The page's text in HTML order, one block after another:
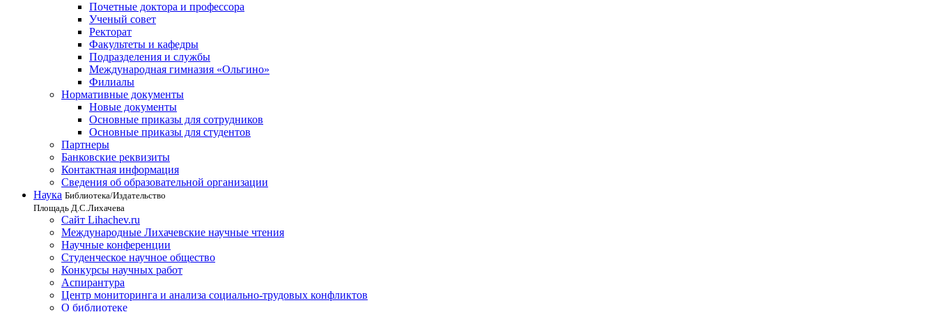
Почетные доктора и профессора
Ученый совет
Ректорат
Факультеты и кафедры
Подразделения и службы
Международная гимназия «Ольгино»
Филиалы
Нормативные документы
Новые документы
Основные приказы для сотрудников
Основные приказы для студентов
Партнеры
Банковские реквизиты
Контактная информация
Сведения об образовательной организации
Наука Библиотека/Издательство
Площадь Д.С.Лихачева
Сайт Lihachev.ru
Международные Лихачевские научные чтения
Научные конференции
Студенческое научное общество
Конкурсы научных работ
Аспирантура
Центр мониторинга и анализа социально-трудовых конфликтов
О библиотеке